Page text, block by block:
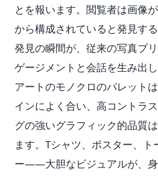
とを報います。閲覧者は画像
から構成されていると発見す
発見の瞬間が、従来の写真プ
ゲージメントと会話を生み出
アートのモノクロのパレット
インによく合い、高コントラ
グの強いグラフィック的品質
ます。Tシャツ、ポスター、
ー——大胆なビジュアルが、